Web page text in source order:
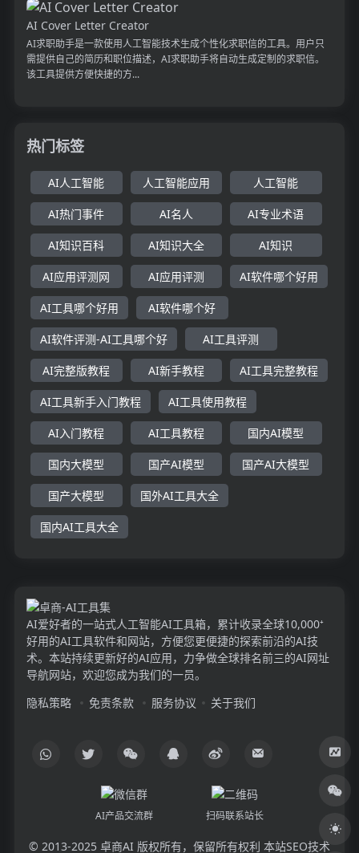
AI Cover Letter Creator
AI求职助手是一款使用人工智能技术生成个性化求职信的工具。用户只
需提供自己的简历和职位描述，AI求职助手将自动生成定制的求职信。
该工具提供方便快捷的方...
热门标签
AI人工智能 人工智能应用 人工智能
AI热门事件 AI名人 AI专业术语
AI知识百科 AI知识大全 AI知识
AI应用评测网 AI应用评测 AI软件哪个好用
AI工具哪个好用 AI软件哪个好
AI软件评测-AI工具哪个好 AI工具评测
AI完整版教程 AI新手教程 AI工具完整教程
AI工具新手入门教程 AI工具使用教程
AI入门教程 AI工具教程 国内AI模型
国内大模型 国产AI模型 国产AI大模型
国产大模型 国外AI工具大全
国内AI工具大全
AI爱好者的一站式人工智能AI工具箱，累计收录全球10,000⁺
好用的AI工具软件和网站，方便您更便捷的探索前沿的AI技
术。本站持续更新好的AI应用，力争做全球排名前三的AI网址
导航网站，欢迎您成为我们的一员。
隐私策略
免责条款 服务协议 关于我们
AI产品交流群 扫码联系站长
© 2013-2025 卓商AI 版权所有，保留所有权利 本站SEO技术